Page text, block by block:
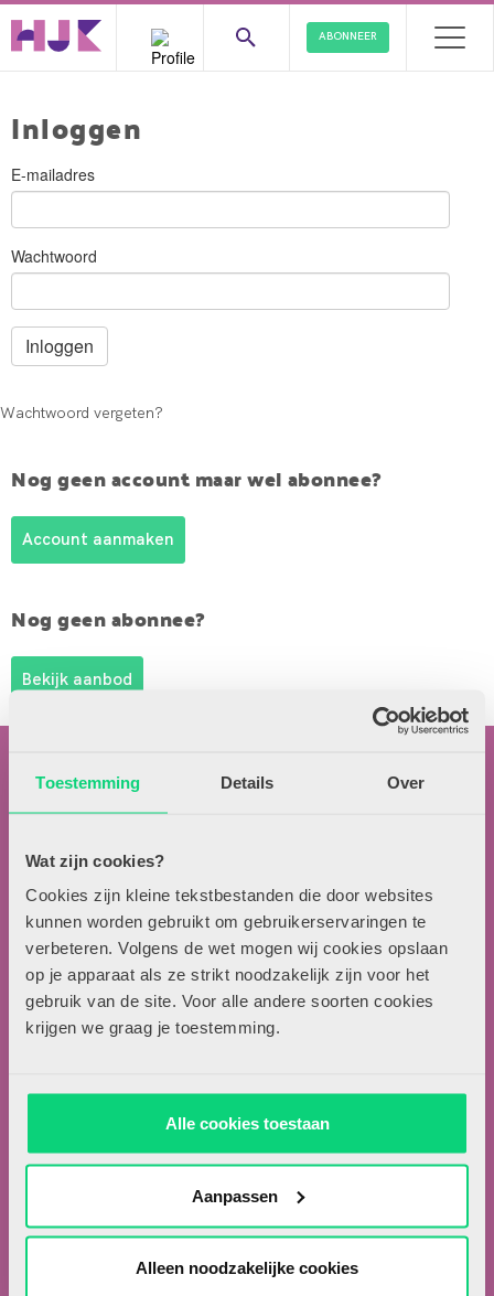
Toestemming Details Over
Wat zijn cookies?
Cookies zijn kleine tekstbestanden die door websites
kunnen worden gebruikt om gebruikerservaringen te
verbeteren. Volgens de wet mogen wij cookies opslaan
op je apparaat als ze strikt noodzakelijk zijn voor het
gebruik van de site. Voor alle andere soorten cookies
krijgen we graag je toestemming.
Alle cookies toestaan
Aanpassen
Alleen noodzakelijke cookies
ABONNEER
Inloggen
E-mailadres
Wachtwoord
Wachtwoord vergeten?
Nog geen account maar wel abonnee?
Account aanmaken
Nog geen abonnee?
Bekijk aanbod
Over HJK
Artikel insturen
Adverteren in HJK
Contact
Contactgegevens
Uitgeverij Zwijsen
T.a.v. redactie HJK
Locomotiefboulevard 101
5041 SE Tilburg